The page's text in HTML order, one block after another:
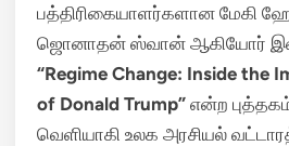
பத்திரிகையாளர்களான மேகி
ஜொனாதன் ஸ்வான் ஆகியோர்
“Regime Change: Inside the
of Donald Trump” என்ற
வெளியாகி உலக அரசியல்